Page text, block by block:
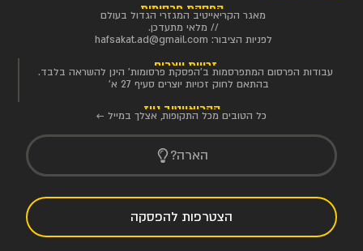
הפסקת פרסומות
מאגר הקריאייטיב המגזרי הגדול בעולם
// מלאי מתעדכן.
לפניות הציבור: hafsakat.ad@gmail.com
זכויות יוצרים
עבודות הפרסום המתפרסמות ב'הפסקת פרסומות' הינן להשראה בלבד.
בהתאם לחוק זכויות יוצרים סעיף 27 א'
הקריאייטיב ניוז
כל הטובים מכל התקופות, אצלך במייל ←
הארה?
הצטרפות להפסקה